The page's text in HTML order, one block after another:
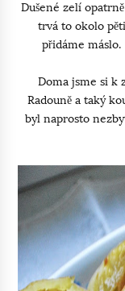
Dušené zelí
trvá to okolo
přidáme
Doma jsme si k
Radouně a taký
byl naprosto